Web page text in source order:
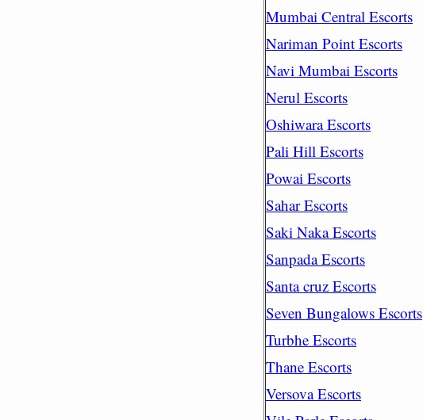
Mumbai Central Escorts
Nariman Point Escorts
Navi Mumbai Escorts
Nerul Escorts
Oshiwara Escorts
Pali Hill Escorts
Powai Escorts
Sahar Escorts
Saki Naka Escorts
Sanpada Escorts
Santa cruz Escorts
Seven Bungalows Escorts
Turbhe Escorts
Thane Escorts
Versova Escorts